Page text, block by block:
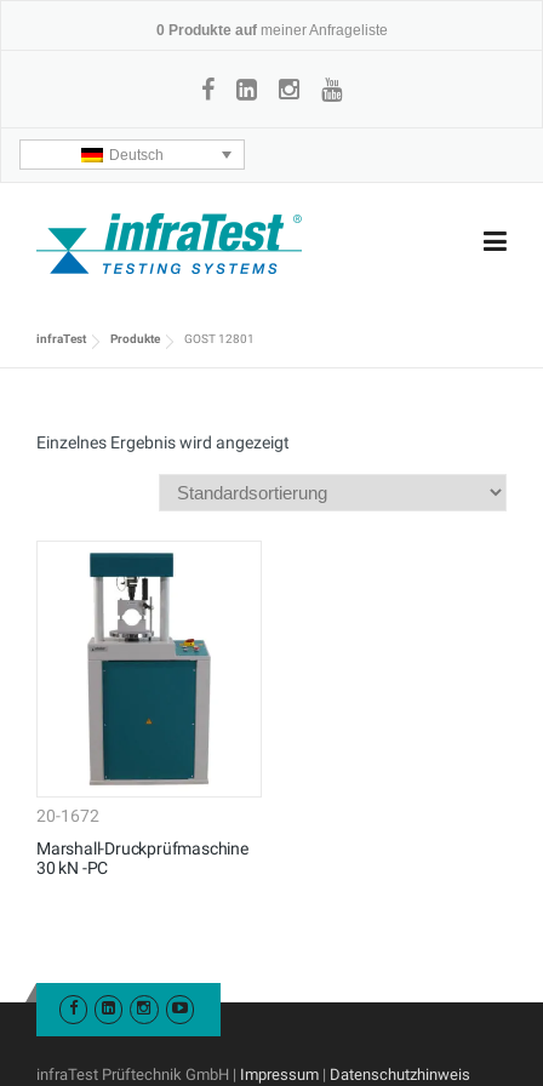
0 Produkte auf meiner Anfrageliste
Deutsch
infraTest Produkte GOST 12801
Einzelnes Ergebnis wird angezeigt
20-1672
Marshall-Druckprüfmaschine
30 kN -PC
infraTest Prüftechnik GmbH | Impressum | Datenschutzhinweis